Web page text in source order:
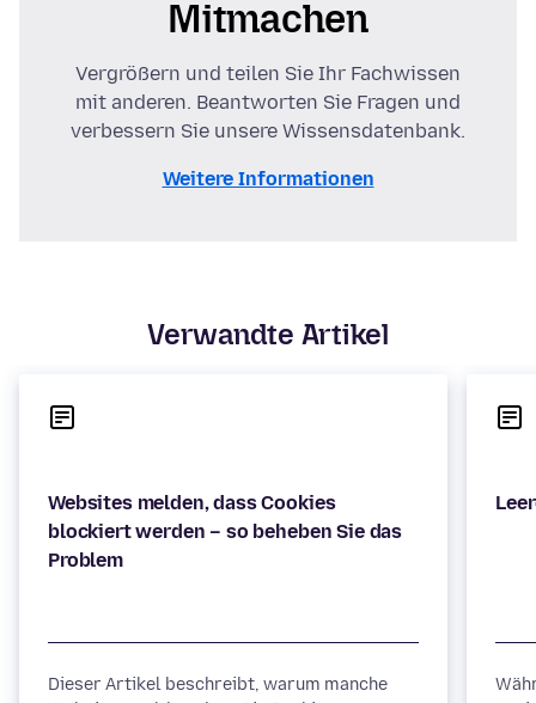
Mitmachen
Vergrößern und teilen Sie Ihr Fachwissen
mit anderen. Beantworten Sie Fragen und
verbessern Sie unsere Wissensdatenbank.
Weitere Informationen
Verwandte Artikel
Websites melden, dass Cookies
blockiert werden – so beheben Sie das
Problem
Dieser Artikel beschreibt, warum manche